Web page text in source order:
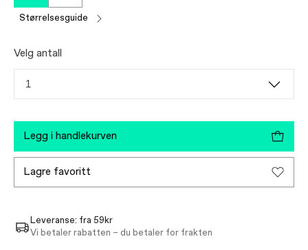
størrelsesguide
Velg antall
1
legg i handlekurven
lagre favoritt
Leveranse: fra 59kr
Vi betaler rabatten – du betaler for frakten